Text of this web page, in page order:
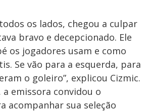
os lados, chegou a culpar
bravo e decepcionado. Ele
os jogadores usam e como
Se vão para a esquerda, para
o goleiro”, explicou Cizmic.
a emissora convidou o
acompanhar sua seleção